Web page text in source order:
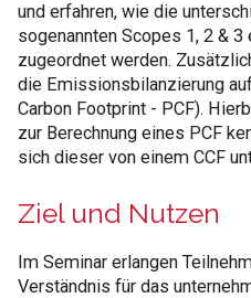
und erfahren, wie die
sogenannten Scopes 1, 2 &
zugeordnet werden.
die Emissionsbilanzierung
Carbon Footprint - PCF).
zur Berechnung eines PCF
sich dieser von einem CCF
Ziel und Nutzen
​Im Seminar erlangen
Verständnis für das